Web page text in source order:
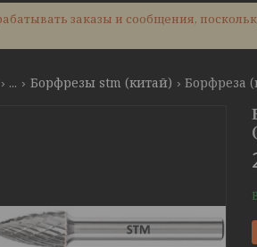
заказы и сообщения,
... Борфрезы stm (китай)